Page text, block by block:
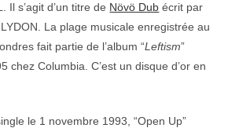
Il s’agit d’un titre de Növö Dub écrit par
La plage musicale enregistrée au
fait partie de l’album “Leftism”
chez Columbia. C’est un disque d’or en
le 1 novembre 1993, “Open Up”